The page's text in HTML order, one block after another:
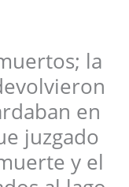
la
en
juzgado
y el